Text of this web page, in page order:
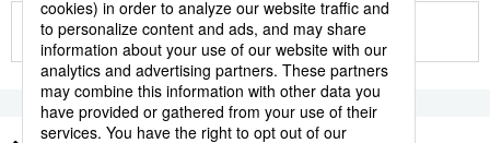
もっと見る